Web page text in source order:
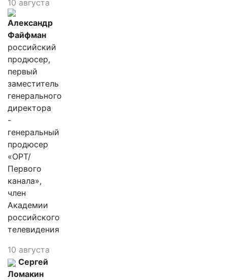
10 августа
Александр
Файфман
российский
продюсер,
первый
заместитель
генерального
директора
-
генеральный
продюсер
«ОРТ/
Первого
канала»,
член
Академии
российского
телевидения
10 августа
Сергей
Ломакин